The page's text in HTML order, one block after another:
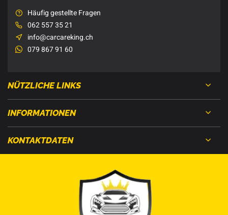
Häufig gestellte Fragen
062 557 35 21
info@carcareking.ch
079 867 91 60
NÜTZLICHE LINKS
INFORMATIONEN
KONTAKTDATEN